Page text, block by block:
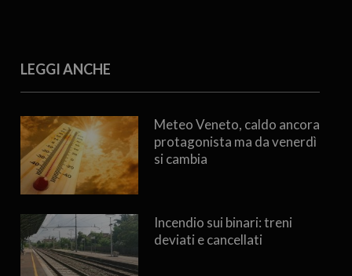
LEGGI ANCHE
Meteo Veneto, caldo ancora
protagonista ma da venerdì
si cambia
Incendio sui binari: treni
deviati e cancellati